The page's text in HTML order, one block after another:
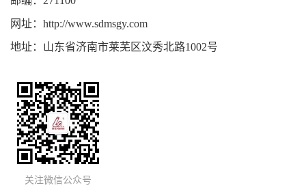
网址：http://www.sdmsgy.com
地址：山东省济南市莱芜区汶秀北路1002号
关注微信公众号